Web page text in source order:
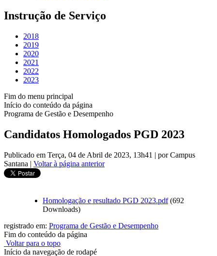
Instrução de Serviço
2018
2019
2020
2021
2022
2023
Fim do menu principal
Início do conteúdo da página
Programa de Gestão e Desempenho
Candidatos Homologados PGD 2023
Publicado em Terça, 04 de Abril de 2023, 13h41 | por Campus
Santana | Voltar à página anterior
Homologação e resultado PGD 2023.pdf (692
Downloads)
registrado em: Programa de Gestão e Desempenho
Fim do conteúdo da página
Voltar para o topo
Início da navegação de rodapé